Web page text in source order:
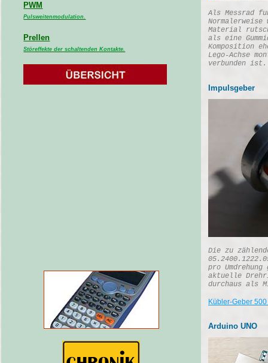
PWM
Pulsweitenmodulation.
Prellen
Störeffekte der schaltenden Kontakte.
Als Messrad
Material
als eine
Komposition
Lego-Achse
verbunden ist.
Impulsgeber
Die zu
pro
aktuelle
durchaus als
Kübler-Geber
Arduino UNO